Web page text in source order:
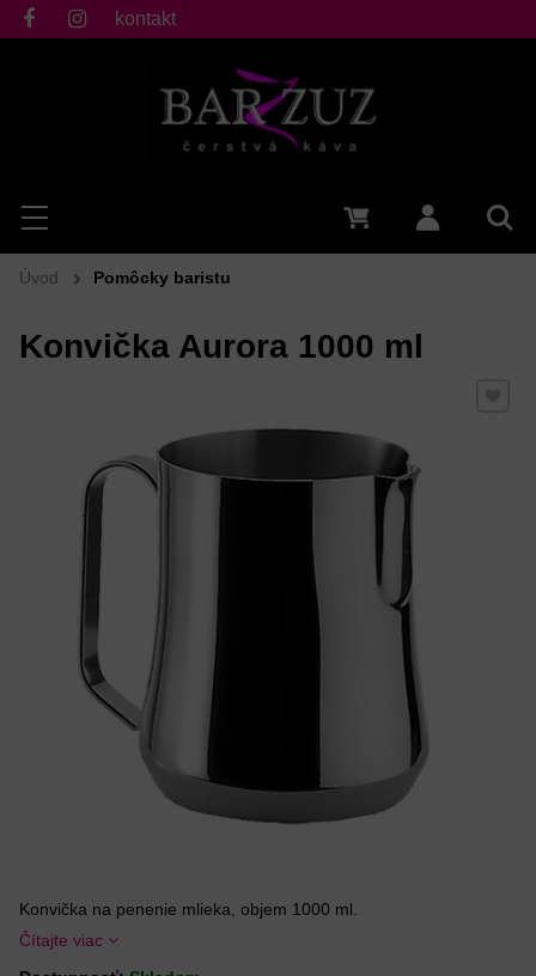
Hľadať
Menu Prihlásiť
fb ig
kontakt
Úvod Pomôcky baristu
Konvička Aurora 1000 ml
Konvička na penenie mlieka, objem 1000 ml.
Čítajte viac